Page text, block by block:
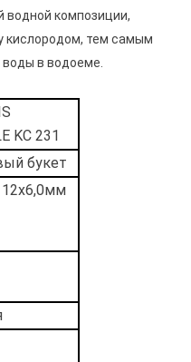
водной композиции,
кислородом, тем самым
в водоеме.
KC 231
букет